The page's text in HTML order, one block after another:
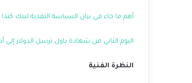
أهم ما جاء في بيان السياسة النقدية لبنك كندا
اليوم الثاني من شهادة باول ترسل الدولار إلى أدنى
النظرة الفنية